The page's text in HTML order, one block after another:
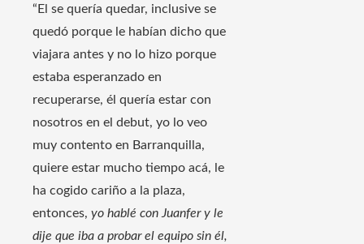
“El se quería quedar, inclusive se
quedó porque le habían dicho que
viajara antes y no lo hizo porque
estaba esperanzado en
recuperarse, él quería estar con
nosotros en el debut, yo lo veo
muy contento en Barranquilla,
quiere estar mucho tiempo acá, le
ha cogido cariño a la plaza,
entonces, yo hablé con Juanfer y le
dije que iba a probar el equipo sin él,